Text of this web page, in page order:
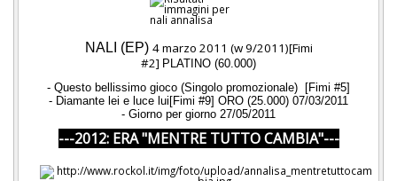
NALI (EP) 4 marzo 2011 (w 9/2011)[Fimi
#2] PLATINO (60.000)
- Questo bellissimo gioco (Singolo promozionale) [Fimi #5]
- Diamante lei e luce lui[Fimi #9] ORO (25.000) 07/03/2011
- Giorno per giorno 27/05/2011
---2012: ERA "MENTRE TUTTO CAMBIA"---